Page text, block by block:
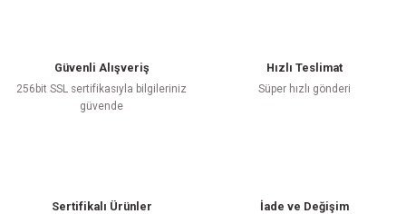
Güvenli Alışveriş
256bit SSL sertifikasıyla bilgileriniz
güvende
Hızlı Teslimat
Süper hızlı gönderi
Sertifikalı Ürünler İade ve Değişim